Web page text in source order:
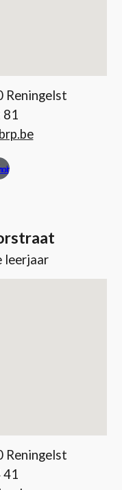
Reningelst
81
leerjaar
Reningelst
41